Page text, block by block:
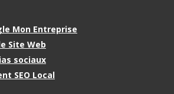
Mon Entreprise
Site Web
sociaux
SEO Local